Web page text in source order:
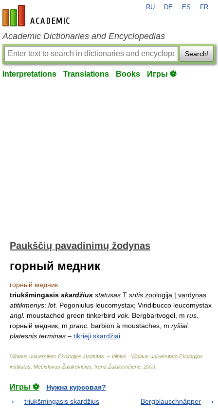
en-academic.com
RU DE ES FR
Academic Dictionaries and Encyclopedias
Search!
Interpretations Translations Books Игры ⚽
Paukščių pavadinimų žodynas
горный медник
горный медник
triukšmingasis skardžius statusas T sritis zoologija | vardynas
atitikmenys: lot. Pogoniulus leucomystax; Viridibucco leucomystax
angl. moustached green tinkerbird vok. Bergbartvogel, m rus.
горный медник, m pranc. barbion à moustaches, m ryšiai:
platesnis terminas – tikrieji skardžiai
Vilniaus universiteto Ekologijos institutas. – Vilnius : Vilniaus universiteto Ekologijos
institutas Mečislovas Žalakevičius, Irena Žalakevičienė 2009
Игры ⚽
Нужна курсовая?
triukšmingasis skardžius
Bergblauschnäpper